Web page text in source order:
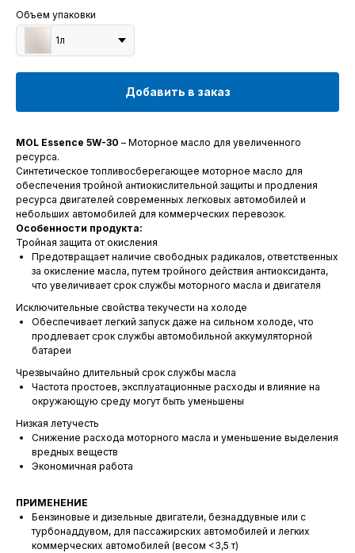
Объем упаковки
1л
Добавить в заказ
MOL Essence 5W-30 – Моторное масло для увеличенного
ресурса.
Синтетическое топливосберегающее моторное масло для
обеспечения тройной антиокислительной защиты и продления
ресурса двигателей современных легковых автомобилей и
небольших автомобилей для коммерческих перевозок.
Особенности продукта:
Тройная защита от окисления
Предотвращает наличие свободных радикалов, ответственных
за окисление масла, путем тройного действия антиоксиданта,
что увеличивает срок службы моторного масла и двигателя
Исключительные свойства текучести на холоде
Обеспечивает легкий запуск даже на сильном холоде, что
продлевает срок службы автомобильной аккумуляторной
батареи
Чрезвычайно длительный срок службы масла
Частота простоев, эксплуатационные расходы и влияние на
окружающую среду могут быть уменьшены
Низкая летучесть
Снижение расхода моторного масла и уменьшение выделения
вредных веществ
Экономичная работа
ПРИМЕНЕНИЕ
Бензиновые и дизельные двигатели, безнаддувные или с
турбонаддувом, для пассажирских автомобилей и легких
коммерческих автомобилей (весом <3,5 т)